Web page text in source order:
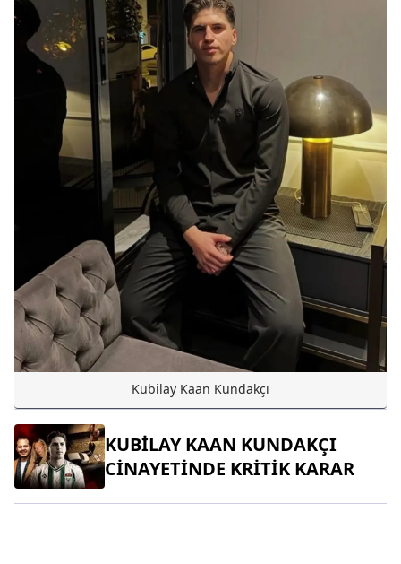
Kubilay Kaan Kundakçı
KUBİLAY KAAN KUNDAKÇI
CİNAYETİNDE KRİTİK KARAR